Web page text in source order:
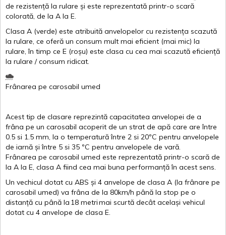
de rezistență la rulare și este reprezentată printr-o scară
colorată , de la A la E
Clasa A (verde) este atribuită anvelopelor cu rezistența scazută
la rulare ce oferă un consum mult mai eficient (mai mic) la
rulare ,în timp ce E (roșu) este clasa cu cea mai scazută eficiență
la rulare /consum ridicat
Frânarea pe carosabil umed
Acest tip de clasare reprezintă capacitatea anvelopei de a
frâna pe un carosabil acoperit de un strat de apă care areîntre
0.5 si 1.5 mm, la o temperatură între 2 si 20ºC pentru anvelopele
de iarnă și între 5 si 35 ºC pentru anvelopele de vară
Frânarea pe carosabil umed este reprezentată printr-o scară de
la A la E clasa A fiind cea mai buna performanță în acest sens.
Un vechicul dotat cu ABS și 4 anvelope de clasa A (la frânare pe
carosabil umed) va frâna de la 80km/h până la stop pe o
distanță cu până la 18 metrimai scurtă decât același vehicul
dotat cu 4 anvelope de clasa E